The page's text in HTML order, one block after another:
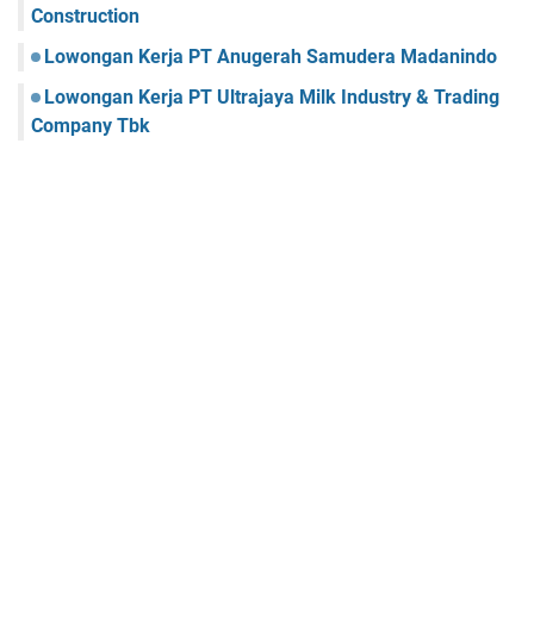
Construction
Lowongan Kerja PT Anugerah Samudera Madanindo
Lowongan Kerja PT Ultrajaya Milk Industry & Trading
Company Tbk